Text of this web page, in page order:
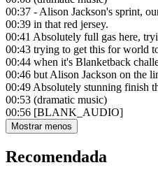
00:37 - Alison Jackson's sprint,
00:39 in that red jersey.
00:41 Absolutely full gas here,
00:43 trying to get this for world
00:44 when it's Blanketback
00:46 but Alison Jackson on the
00:49Absolutely stunning finish
00:53 (dramatic music)
00:56 [BLANK_AUDIO]
Mostrar menos
Recomendada